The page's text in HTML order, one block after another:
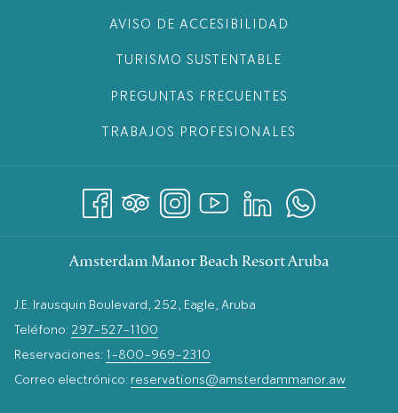
AVISO DE ACCESIBILIDAD
TURISMO SUSTENTABLE
PREGUNTAS FRECUENTES
TRABAJOS PROFESIONALES
Amsterdam Manor Beach Resort Aruba
J.E. Irausquin Boulevard, 252, Eagle, Aruba
Teléfono: 297-527-1100
Reservaciones: 1-800-969-2310
Correo electrónico: reservations@amsterdammanor.aw